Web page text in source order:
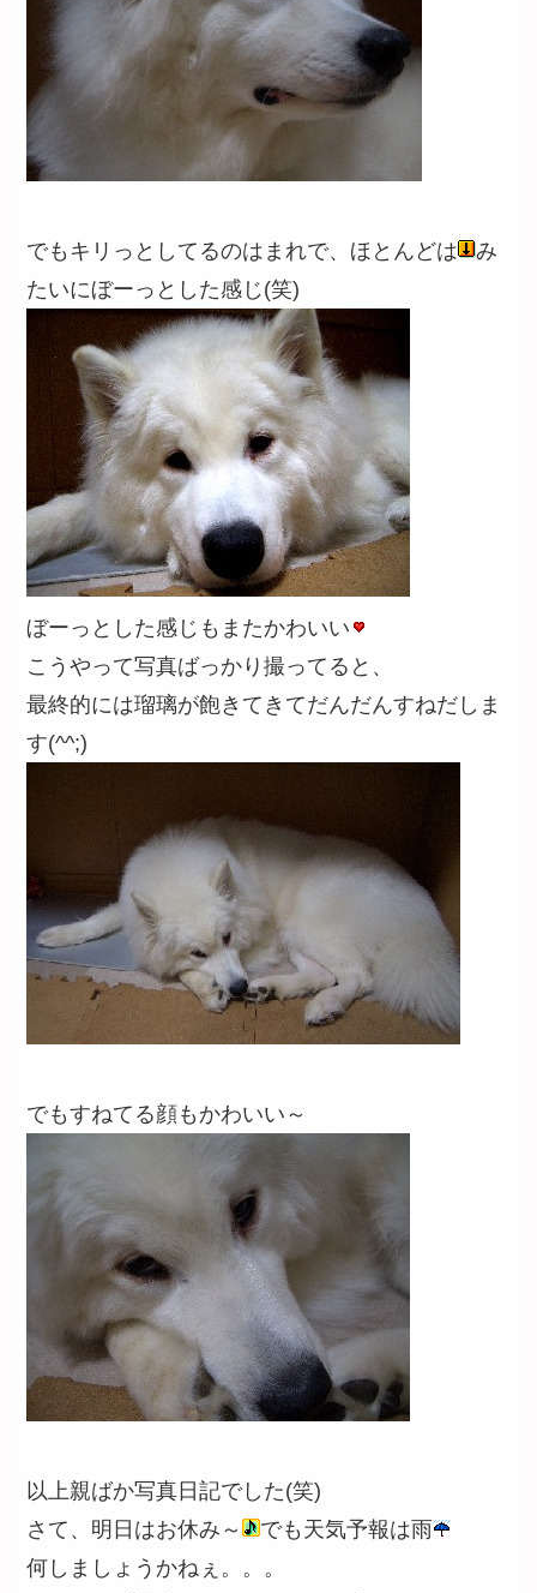
でもキリっとしてるのはまれで、ほとんどは
み
たいにぼーっとした感じ(笑)
ぼーっとした感じもまたかわいい
こうやって写真ばっかり撮ってると、
最終的には瑠璃が飽きてきてだんだんすねだしま
す(^^;)
でもすねてる顔もかわいい～
以上親ばか写真日記でした(笑)
さて、明日はお休み～
でも天気予報は雨
何しましょうかねぇ。。。